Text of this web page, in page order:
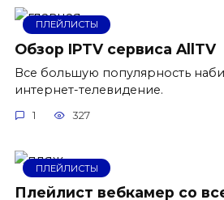
ПЛЕЙЛИСТЫ
Обзор IPTV сервиса AllTV
Все большую популярность
интернет-телевидение.
1 327
ПЛЕЙЛИСТЫ
Плейлист вебкамер со